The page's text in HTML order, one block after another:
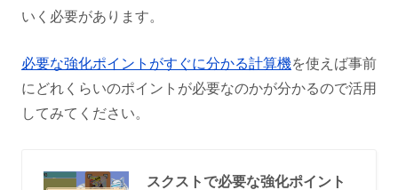
いく必要があります。
必要な強化ポイントがすぐに分かる計算機を使えば事前
にどれくらいのポイントが必要なのかが分かるので活用
してみてください。
スクストで必要な強化ポイント